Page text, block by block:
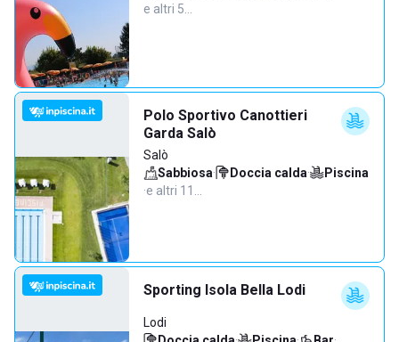
e altri 5…
Polo Sportivo Canottieri
Garda Salò
Salò
Sabbiosa· Doccia calda·
Piscina
·e altri 11…
Sporting Isola Bella Lodi
Lodi